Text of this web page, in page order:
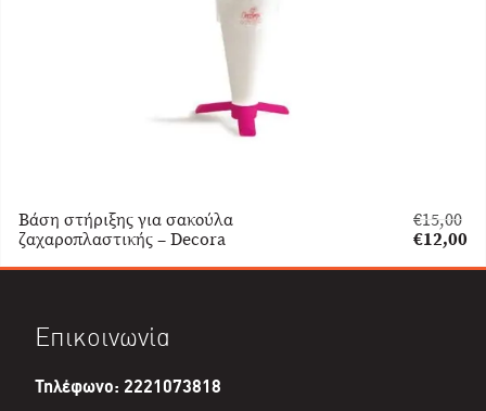
Βάση στήριξης για σακούλα
ζαχαροπλαστικής – Decora
€15,00
Original
was:
€12,00
τρέχουσα
Επικοινωνία
Τηλέφωνο: 2221073818